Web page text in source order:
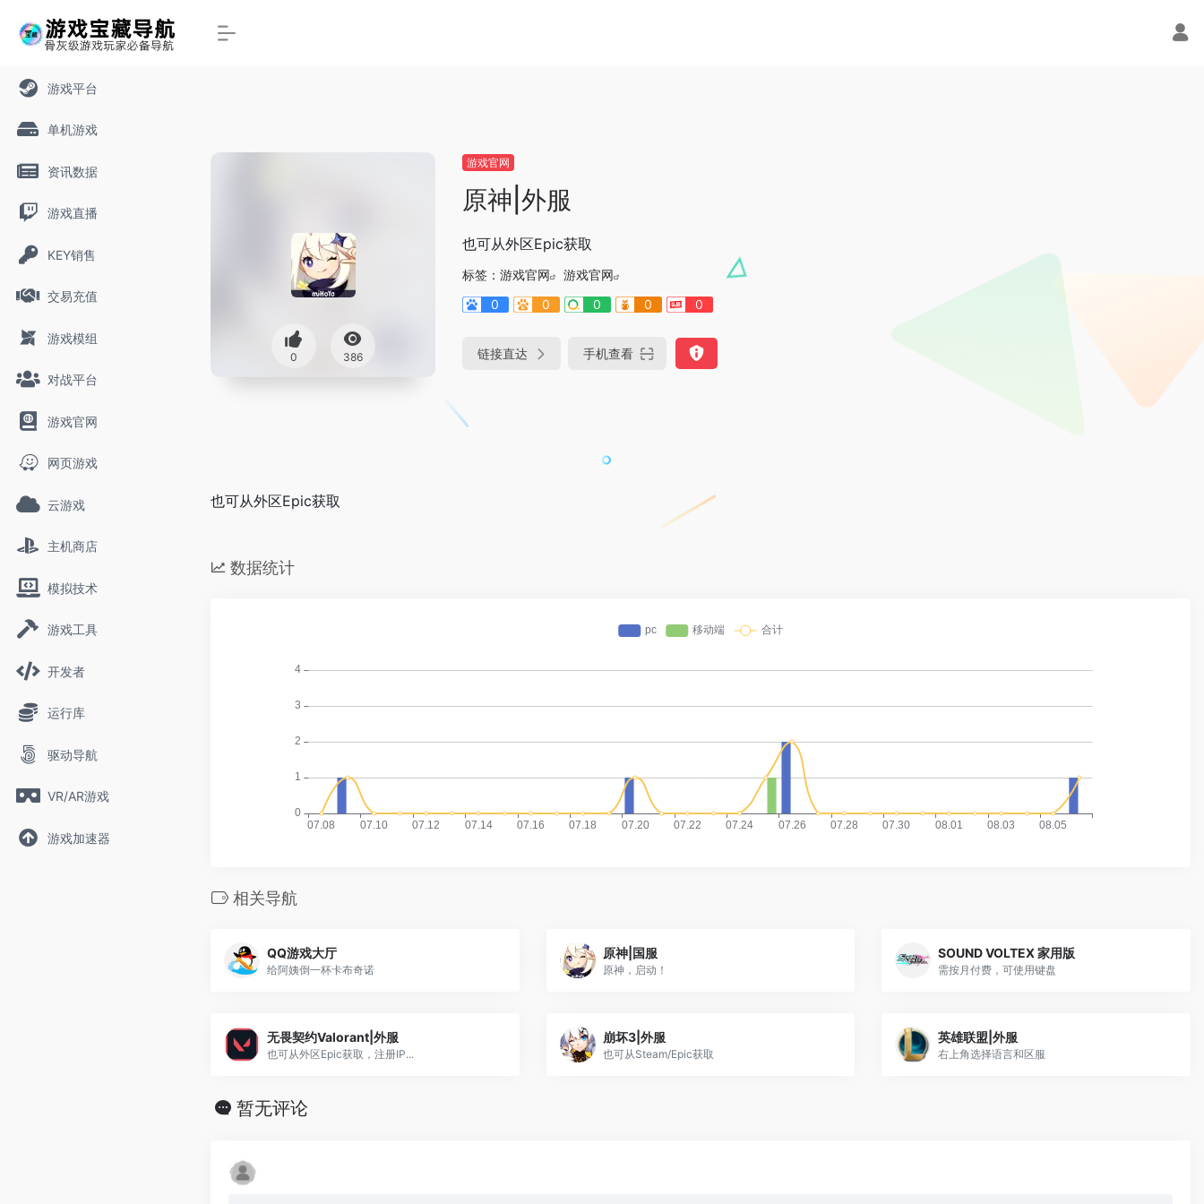
游戏平台
单机游戏
资讯数据
游戏直播
KEY销售
交易充值
游戏模组
对战平台
游戏官网
网页游戏
云游戏
主机商店
模拟技术
游戏工具
开发者
运行库
驱动导航
VR/AR游戏
游戏加速器
0 386
游戏官网
原神|外服
也可从外区Epic获取
标签： 游戏官网
游戏官网
0
0 0 0 0
链接直达 手机查看
也可从外区Epic获取
数据统计
相关导航
QQ游戏大厅
给阿姨倒一杯卡布奇诺
原神|国服
原神，启动！
SOUND VOLTEX 家用版
需按月付费，可使用键盘
无畏契约Valorant|外服
也可从外区Epic获取，注册IP...
崩坏3|外服
也可从Steam/Epic获取
英雄联盟|外服
右上角选择语言和区服
暂无评论